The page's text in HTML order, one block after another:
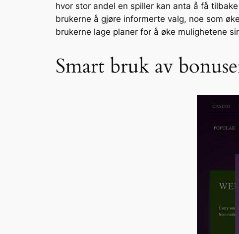
hvor stor andel en spiller kan anta å få
brukerne å gjøre informerte valg, noe som
brukerne lage planer for å øke mulighetene
Smart bruk av